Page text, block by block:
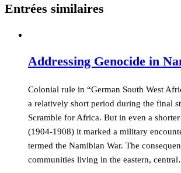
Entrées similaires
Addressing Genocide in
Colonial rule in “German South West
a relatively short period during the final
Scramble for Africa. But in even a
(1904-1908) it marked a military
termed the Namibian War. The
communities living in the eastern,